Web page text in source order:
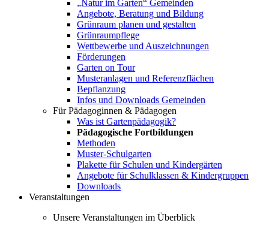
„Natur im Garten“ Gemeinden
Angebote, Beratung und Bildung
Grünraum planen und gestalten
Grünraumpflege
Wettbewerbe und Auszeichnungen
Förderungen
Garten on Tour
Musteranlagen und Referenzflächen
Bepflanzung
Infos und Downloads Gemeinden
Für Pädagoginnen & Pädagogen
Was ist Gartenpädagogik?
Pädagogische Fortbildungen
Methoden
Muster-Schulgarten
Plakette für Schulen und Kindergärten
Angebote für Schulklassen & Kindergruppen
Downloads
Veranstaltungen
Unsere Veranstaltungen im Überblick